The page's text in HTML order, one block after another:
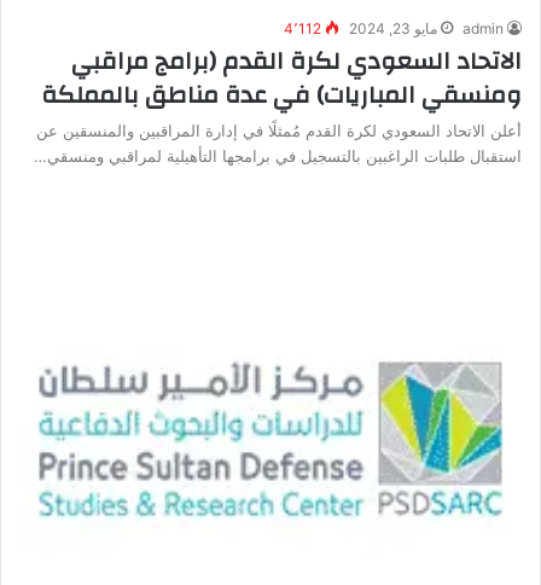
admin مايو 23, 2024 4٬112
الاتحاد السعودي لكرة القدم (برامج مراقبي
ومنسقي المباريات) في عدة مناطق بالمملكة
أعلن الاتحاد السعودي لكرة القدم مُمثلًا في إدارة المراقبين والمنسقين عن
استقبال طلبات الراغبين بالتسجيل في برامجها التأهيلية لمراقبي ومنسقي…